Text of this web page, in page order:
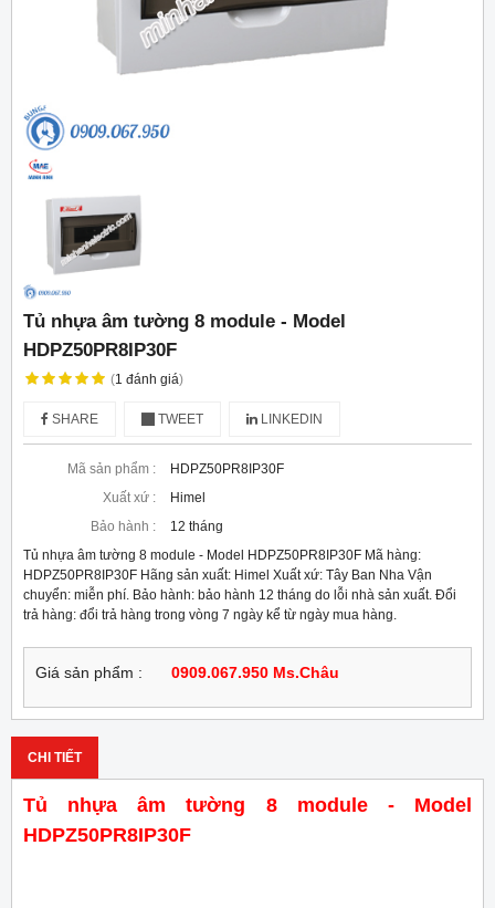
Tủ nhựa âm tường 8 module - Model
HDPZ50PR8IP30F
(1 đánh giá)
SHARE TWEET LINKEDIN
Mã sản phẩm :
HDPZ50PR8IP30F
Xuất xứ :
Himel
Bảo hành :
12 tháng
Tủ nhựa âm tường 8 module - Model HDPZ50PR8IP30F Mã hàng:
HDPZ50PR8IP30F Hãng sản xuất: Himel Xuất xứ: Tây Ban Nha Vận
chuyển: miễn phí. Bảo hành: bảo hành 12 tháng do lỗi nhà sản xuất. Đổi
trả hàng: đổi trả hàng trong vòng 7 ngày kể từ ngày mua hàng.
Giá sản phẩm : 0909.067.950 Ms.Châu
CHI TIẾT
Tủ nhựa âm tường 8 module - Model
HDPZ50PR8IP30F